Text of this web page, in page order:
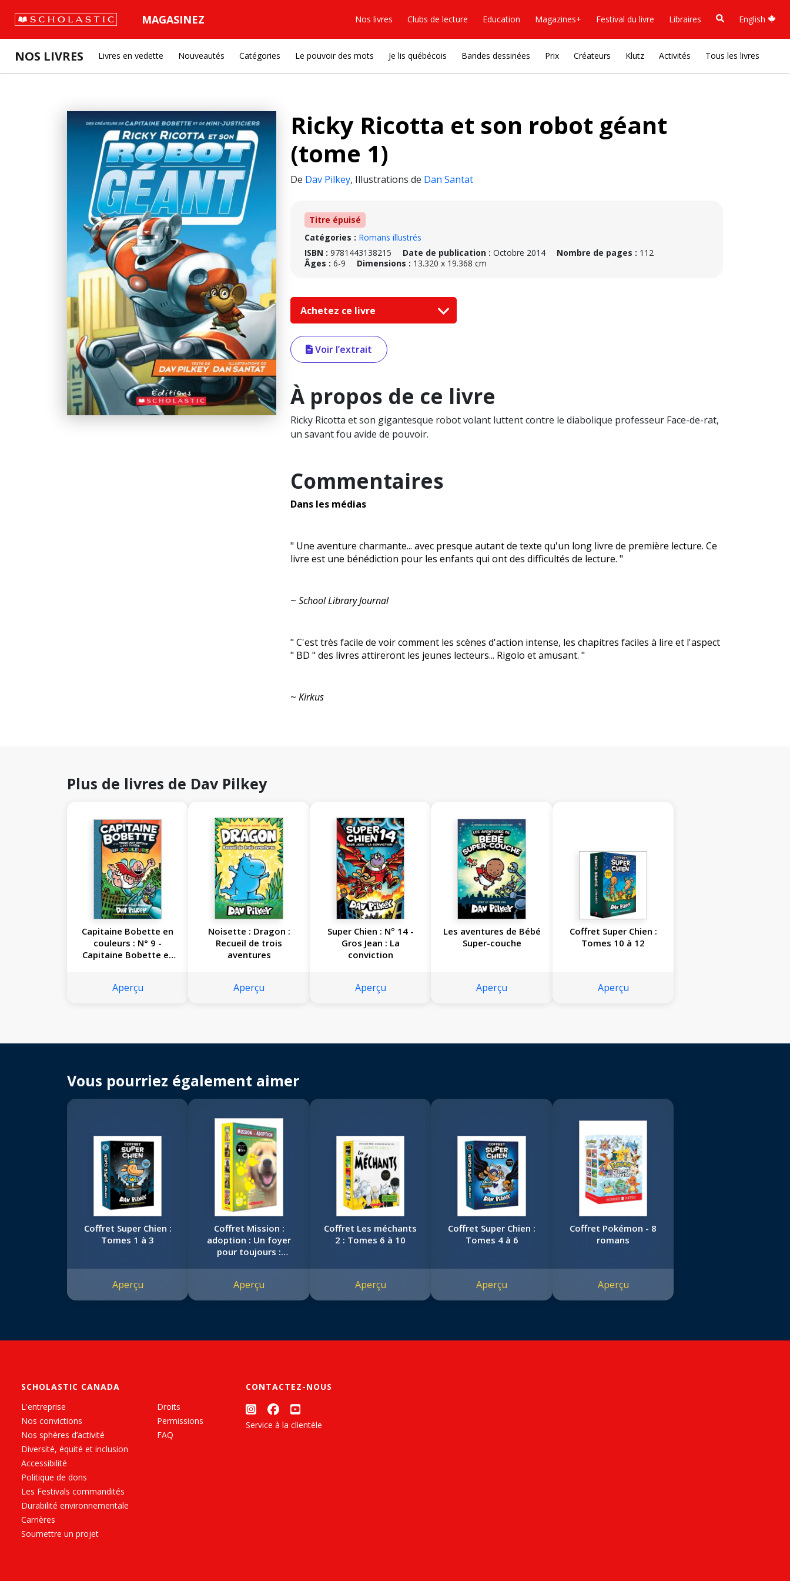
MAGASINEZ Nos livres Clubs de lecture Education Magazines+ Festival du livre Libraires English
NOS LIVRES Livres en vedette Nouveautés Catégories Le pouvoir des mots Je lis québécois Bandes dessinées Prix Créateurs Klutz Activités Tous les livres
Ricky Ricotta et son robot géant
(tome 1)
De Dav Pilkey, Illustrations de Dan Santat
Titre épuisé
Catégories : Romans illustrés
ISBN : 9781443138215 Date de publication : Octobre 2014 Nombre de pages : 112
Âges : 6-9 Dimensions : 13.320 x 19.368 cm
Achetez ce livre
Voir l’extrait
À propos de ce livre
Ricky Ricotta et son gigantesque robot volant luttent contre le diabolique professeur Face-de-rat,
un savant fou avide de pouvoir.
Commentaires
Dans les médias
" Une aventure charmante... avec presque autant de texte qu'un long livre de première lecture. Ce
livre est une bénédiction pour les enfants qui ont des difficultés de lecture. "
~ School Library Journal
" C'est très facile de voir comment les scènes d'action intense, les chapitres faciles à lire et l'aspect
" BD " des livres attireront les jeunes lecteurs... Rigolo et amusant. "
~ Kirkus
Plus de livres de Dav Pilkey
Capitaine Bobette en
couleurs : N° 9 -
Capitaine Bobette et
Aperçu
Noisette : Dragon :
Recueil de trois
aventures
Aperçu
Super Chien : Nº 14 -
Gros Jean : La
conviction
Aperçu
Les aventures de Bébé
Super-couche
Aperçu
Coffret Super Chien :
Tomes 10 à 12
Aperçu
Vous pourriez également aimer
Coffret Super Chien :
Tomes 1 à 3
Aperçu
Coffret Mission :
adoption : Un foyer
pour toujours :
Aperçu
Coffret Les méchants
2 : Tomes 6 à 10
Aperçu
Coffret Super Chien :
Tomes 4 à 6
Aperçu
Coffret Pokémon - 8
romans
Aperçu
SCHOLASTIC CANADA
L'entreprise
Nos convictions
Nos sphères d’activité
Diversité, équité et inclusion
Accessibilité
Politique de dons
Les Festivals commandités
Durabilité environnementale
Carrières
Soumettre un projet
Droits
Permissions
FAQ
CONTACTEZ-NOUS
Service à la clientèle